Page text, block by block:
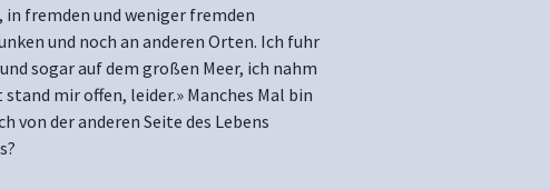
fremden und weniger fremden
und noch an anderen Orten. Ich fuhr
sogar auf dem großen Meer, ich nahm
mir offen, leider.» Manches Mal bin
von der anderen Seite des Lebens